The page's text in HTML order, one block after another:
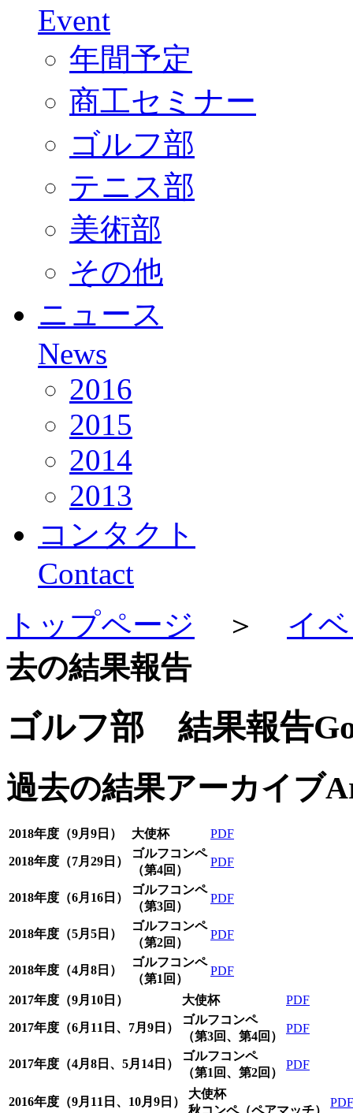
Event
年間予定
商工セミナー
ゴルフ部
テニス部
美術部
その他
ニュース
News
2016
2015
2014
2013
コンタクト
Contact
トップページ ＞ イ
去の結果報告
ゴルフ部 結果報告
過去の結果アーカイブ
2018年度（9月9日） 大使杯 PDF
2018年度（7月29日）
ゴルフコンペ
（第4回）
PDF
2018年度（6月16日）
ゴルフコンペ
（第3回）
PDF
2018年度（5月5日）
ゴルフコンペ
（第2回）
PDF
2018年度（4月8日）
ゴルフコンペ
（第1回）
PDF
2017年度（9月10日） 大使杯 PDF
2017年度（6月11日、7月9日）
ゴルフコンペ
（第3回、第4回）
PDF
2017年度（4月8日、5月14日）
ゴルフコンペ
（第1回、第2回）
PDF
2016年度（9月11日、10月9日）
大使杯
PDF